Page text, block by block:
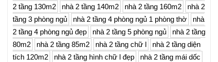
2 tầng 130m2
nhà 2 tầng 140m2 nhà 2 tầng 160m2
nhà 2
tầng 3 phòng ngủ
nhà 2 tầng 4 phòng ngủ 1 phòng thờ
nhà
2 tầng 4 phòng ngủ đẹp
nhà 2 tầng 5 phòng ngủ
nhà 2 tầng
80m2
nhà 2 tầng 85m2 nhà 2 tầng chữ l
nhà 2 tầng diện
tích 120m2
nhà 2 tầng hình chữ l đẹp
nhà 2 tầng mái dốc